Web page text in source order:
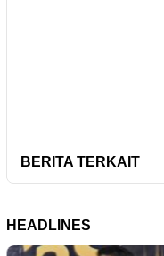
BERITA TERKAIT
HEADLINES